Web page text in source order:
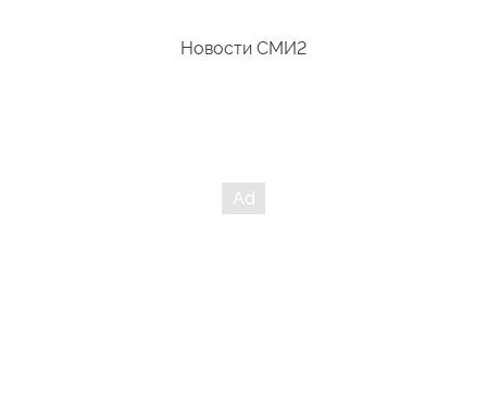
Новости СМИ2